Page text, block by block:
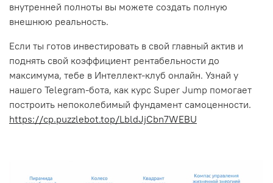
внутренней полноты вы можете создать полную
внешнюю реальность.
Если ты готов инвестировать в свой главный актив и
поднять свой коэффициент рентабельности до
максимума, тебе в Интеллект-клуб онлайн. Узнай у
нашего Telegram-бота, как курс Super Jump помогает
построить непоколебимый фундамент самоценности.
https://cp.puzzlebot.top/LbldJjCbn7WEBU